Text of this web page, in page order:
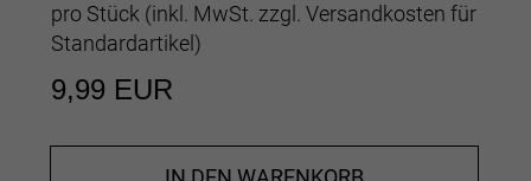
pro Stück (inkl. MwSt. zzgl. Versandkosten für
Standardartikel)
9,99 EUR